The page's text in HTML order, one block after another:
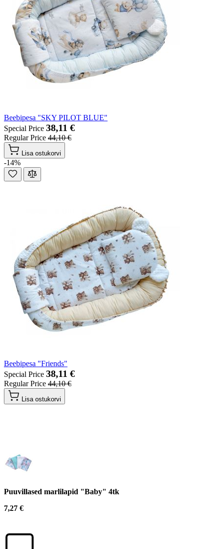
Beebipesa "SKY PILOT BLUE"
Special Price 38,11 €
Regular Price 44,10 €
Lisa ostukorvi
-14%
Beebipesa "Friends"
Special Price 38,11 €
Regular Price 44,10 €
Lisa ostukorvi
Puuvillased marlilapid "Baby" 4tk
7,27 €